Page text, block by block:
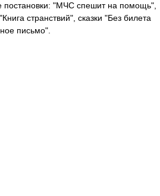
постановки: "МЧС спешит на помощь",
странствий", сказки "Без билета
письмо".